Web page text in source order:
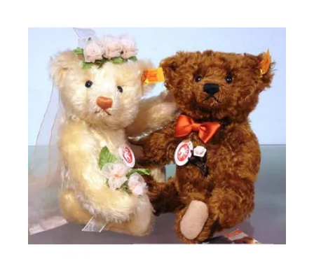
シュタイフ社製品の実物を見ることはできますか？
当店はネット販売ですので実物をお見せすることが
できません。
海外からのお取り寄せと言うことですが、商品はきち
んと届きますか？
ご安心ください！商品は確実にお届けします。
商品は直接海外から届くのですか。受取の際、関税な
どはかかりますか？
千葉県 U・Y 様 （女性）
「ChatGPTを利用したところ「くまの小屋」さ
んを紹介され…」
埼玉県 S・W 様
「送られる際にメールなどで届けて頂きとても
安心感がありました」